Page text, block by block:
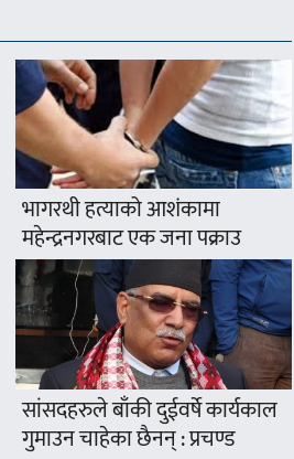
भागरथी हत्याको आशंकामा
महेन्द्रनगरबाट एक जना पक्राउ
सांसदहरुले बाँकी दुईवर्षे कार्यकाल
गुमाउन चाहेका छैनन् : प्रचण्ड